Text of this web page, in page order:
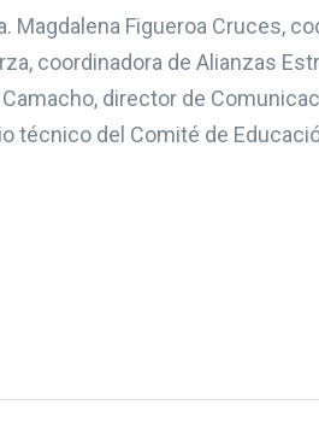
Figueroa Cruces,
coordinadora de Alianzas
director de
técnico del Comité de